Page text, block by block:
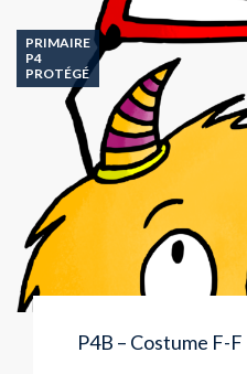
PRIMAIRE
P4
PROTÉGÉ
P4B – Costume F-F